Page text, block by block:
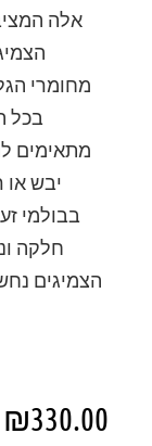
אלה
מחומרי
בכל
מתאימים
יבש או
בבולמי
חלקה
הצמיגים
₪330.00